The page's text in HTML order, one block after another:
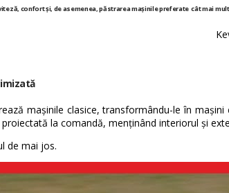
confort și, de asemenea, păstrarea mașinile preferate cât mai
mașinile clasice, transformându-le în
la comandă, menținând interiorul și
de mai jos.